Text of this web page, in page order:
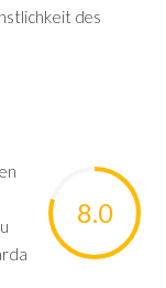
des
8.0